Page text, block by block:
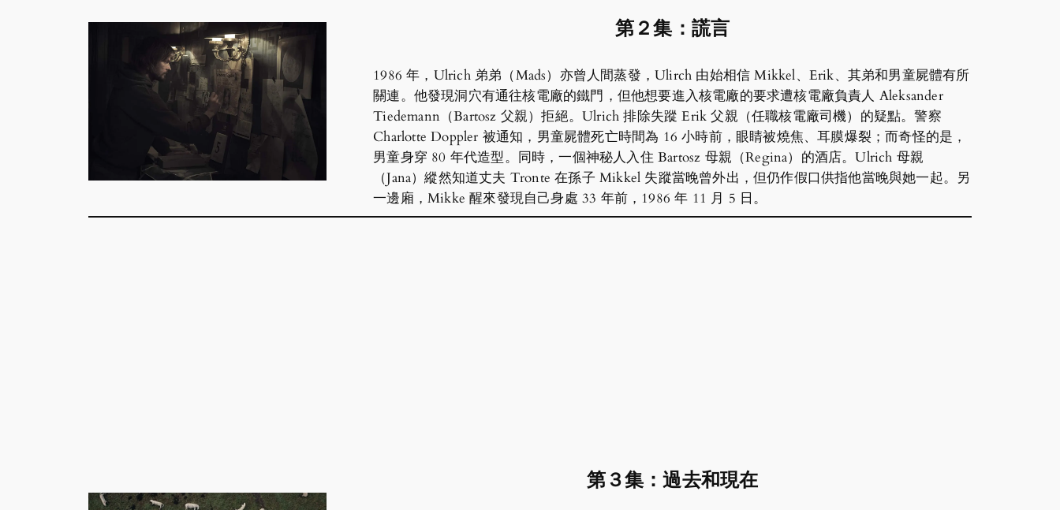
第２集：謊言
1986 年，Ulrich 弟弟（Mads）亦曾人間蒸發，Ulirch 由始相信 Mikkel、Erik、其弟和男童屍體有所
關連。他發現洞穴有通往核電廠的鐵門，但他想要進入核電廠的要求遭核電廠負責人 Aleksander
Tiedemann（Bartosz 父親）拒絕。Ulrich 排除失蹤 Erik 父親（任職核電廠司機）的疑點。警察
Charlotte Doppler 被通知，男童屍體死亡時間為 16 小時前，眼睛被燒焦、耳膜爆裂；而奇怪的是，
男童身穿 80 年代造型。同時，一個神秘人入住 Bartosz 母親（Regina）的酒店。Ulrich 母親
（Jana）縱然知道丈夫 Tronte 在孫子 Mikkel 失蹤當晚曾外出，但仍作假口供指他當晚與她一起。另
一邊廂，Mikke 醒來發現自己身處 33 年前，1986 年 11 月 5 日。
第３集：過去和現在